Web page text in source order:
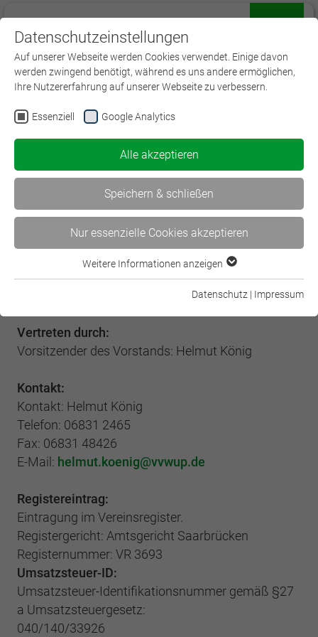
Impressum
Angaben gemäß § 5 DDG:
Verein für Versicherungswissenschaft und -praxis
e.V.
mit BWV Saarland
c/o Helmut König
Metzer Str. 23
Vertreten durch:
Vorsitzender des Vorstands: Helmut König
Kontakt:
Kontakt: Helmut König
Telefon: 06831 2465
Fax: 06831 48426
E-Mail: helmut.koenig vvwup.de
Registereintrag:
Eintragung im Vereinsregister.
Registergericht: Amtsgericht Saarbrücken
Registernummer: VR 3693
Umsatzsteuer-ID:
Umsatzsteuer-Identifikationsnummer gemäß §27
a Umsatzsteuergesetz:
040/140/33926
Datenschutzeinstellungen
Auf unserer Webseite werden Cookies verwendet. Einige davon
werden zwingend benötigt, während es uns andere ermöglichen,
Ihre Nutzererfahrung auf unserer Webseite zu verbessern.
Essenziell Google Analytics
Alle akzeptieren
Speichern & schließen
Nur essenzielle Cookies akzeptieren
Essenzielle Cookies werden für grundlegende Funktionen der
Webseite einwandfrei funktioniert.
Name cookie_optin
Anbieter
Zweck
Dieses Cookie wird verwendet, um Ihre
Cookie-Einstellungen für diese Website zu
Name SgCookieOptin.lastPreferences
Anbieter BWV Saarland
Laufzeit 1 Jahr
Dieser Wert speichert Ihre Consent-
Cookie-Informationen anzeigen
Google Analytics
Name _ga
Anbieter Google Analytics
Zweck
Registriert eine eindeutige ID, die verwendet
wird, um statistische Daten dazu, wie der
Besucher die Website nutzt, zu generieren.
Name _ga_#
Anbieter Google Analytics
Cookie-Informationen anzeigen
Weitere Informationen anzeigen
Datenschutz | Impressum